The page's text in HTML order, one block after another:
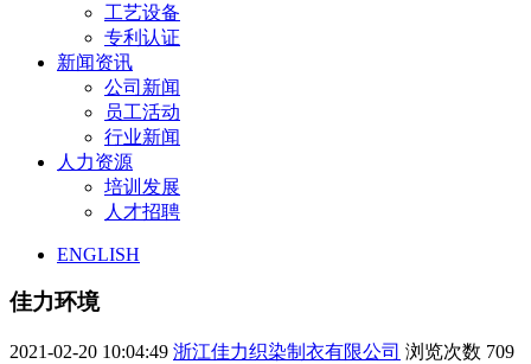
工艺设备
专利认证
新闻资讯
公司新闻
员工活动
行业新闻
人力资源
培训发展
人才招聘
ENGLISH
佳力环境
2021-02-20 10:04:49 浙江佳力织染制衣有限公司 浏览次数 709